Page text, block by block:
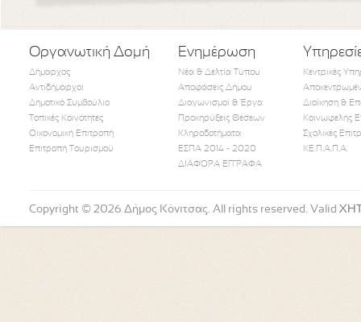
Οργανωτική Δομή
Δήμαρχος
Αντιδήμαρχοι
Δημοτικό Συμβούλιο
Τοπικές Κοινότητες
Οικονομική Επιτροπή
Επιτροπή Τουρισμού
Ενημέρωση
Νέα & Δελτία Τύπου
Αποφάσεις Δήμου
Διαγωνισμοί & Έργα
Προκηρύξεις Θέσεων
Κληροδοτήματα
ΕΣΠΑ 2014 - 2020
ΔΙΑΦΟΡΑ ΕΓΓΡΑΦΑ
Κεντρικές
Διοίκηση &
Κοινωφελής
Σχολικές
ΚΕ.Π.Α.Π.Α.
Follow Us
Copyright © 2026 Δήμος Κόνιτσας. All rights reserved. Valid